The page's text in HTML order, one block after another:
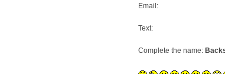
Email:
Text:
Complete the name: